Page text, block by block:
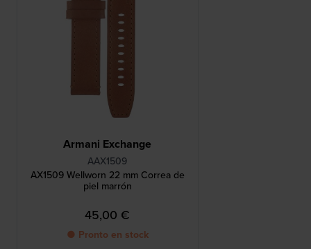
Armani Exchange
AAX1509
AX1509 Wellworn 22 mm Correa de
piel marrón
45,00 €
● Pronto en stock